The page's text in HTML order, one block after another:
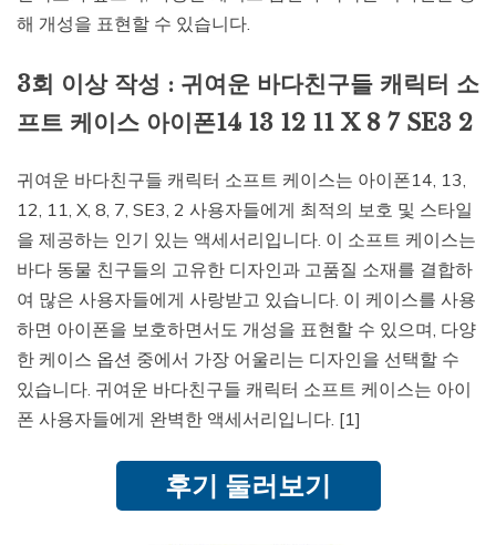
해 개성을 표현할 수 있습니다.
3회 이상 작성 : 귀여운 바다친구들 캐릭터 소
프트 케이스 아이폰14 13 12 11 X 8 7 SE3 2
귀여운 바다친구들 캐릭터 소프트 케이스는 아이폰14, 13,
12, 11, X, 8, 7, SE3, 2 사용자들에게 최적의 보호 및 스타일
을 제공하는 인기 있는 액세서리입니다. 이 소프트 케이스는
바다 동물 친구들의 고유한 디자인과 고품질 소재를 결합하
여 많은 사용자들에게 사랑받고 있습니다. 이 케이스를 사용
하면 아이폰을 보호하면서도 개성을 표현할 수 있으며, 다양
한 케이스 옵션 중에서 가장 어울리는 디자인을 선택할 수
있습니다. 귀여운 바다친구들 캐릭터 소프트 케이스는 아이
폰 사용자들에게 완벽한 액세서리입니다. [1]
후기 둘러보기